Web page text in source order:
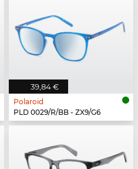
39,84 €
Polaroid
PLD 0029/R/BB - ZX9/G6